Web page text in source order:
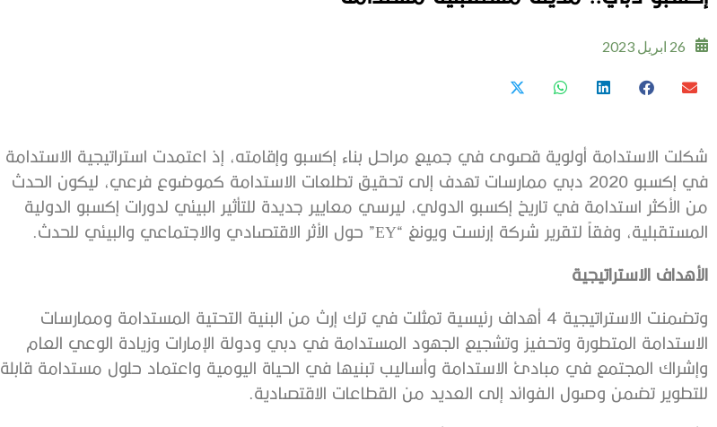
26 ابريل 2023
شكلت الاستدامة أولوية قصوى في جميع مراحل بناء إكسبو وإقامته، إذ اعتمدت استراتيجية الاستدامة
في إكسبو 2020 دبي ممارسات تهدف إلى تحقيق تطلعات الاستدامة كموضوع فرعي، ليكون الحدث
من الأكثر استدامة في تاريخ إكسبو الدولي، ليرسي معايير جديدة للتأثير البيئي لدورات إكسبو الدولية
المستقبلية، وفقاً لتقرير شركة إرنست ويونغ “EY” حول الأثر الاقتصادي والاجتماعي والبيئي للحدث.
الأهداف الاستراتيجية
وتضمنت الاستراتيجية 4 أهداف رئيسية تمثلت في ترك إرث من البنية التحتية المستدامة وممارسات
الاستدامة المتطورة وتحفيز وتشجيع الجهود المستدامة في دبي ودولة الإمارات وزيادة الوعي العام
وإشراك المجتمع في مبادئ الاستدامة وأساليب تبنيها في الحياة اليومية واعتماد حلول مستدامة قابلة
للتطوير تضمن وصول الفوائد إلى العديد من القطاعات الاقتصادية.